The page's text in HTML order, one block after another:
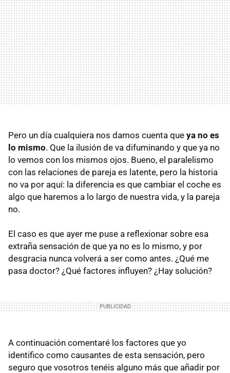
Pero un día cualquiera nos damos cuenta que ya no es
lo mismo. Que la ilusión de va difuminando y que ya no
lo vemos con los mismos ojos. Bueno, el paralelismo
con las relaciones de pareja es latente, pero la historia
no va por aquí: la diferencia es que cambiar el coche es
algo que haremos a lo largo de nuestra vida, y la pareja
no.
El caso es que ayer me puse a reflexionar sobre esa
extraña sensación de que ya no es lo mismo, y por
desgracia nunca volverá a ser como antes. ¿Qué me
pasa doctor? ¿Qué factores influyen? ¿Hay solución?
A continuación comentaré los factores que yo
identifico como causantes de esta sensación, pero
seguro que vosotros tenéis alguno más que añadir por